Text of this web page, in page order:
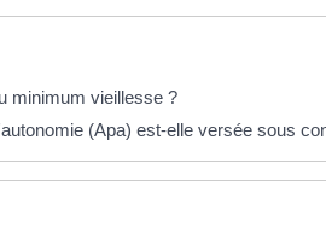
minimum vieillesse ?
(Apa) est-elle versée sous